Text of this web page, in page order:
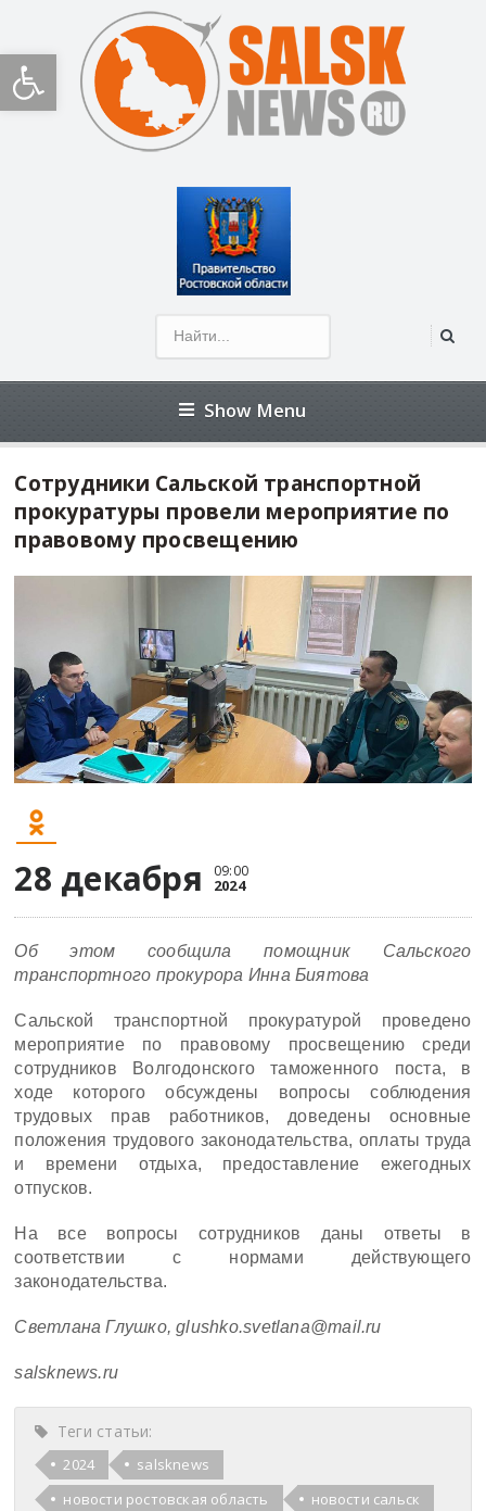
Открыть панель инструментов
Show Menu
Сотрудники Сальской транспортной
прокуратуры провели мероприятие по
правовому просвещению
28 декабря 09:00
2024
Об этом сообщила помощник Сальского
транспортного прокурора Инна Биятова
Сальской транспортной прокуратурой проведено
мероприятие по правовому просвещению среди
сотрудников Волгодонского таможенного поста, в
ходе которого обсуждены вопросы соблюдения
трудовых прав работников, доведены основные
положения трудового законодательства, оплаты труда
и времени отдыха, предоставление ежегодных
отпусков.
На все вопросы сотрудников даны ответы в
соответствии с нормами действующего
законодательства.
Светлана Глушко, glushko.svetlana@mail.ru
salsknews.ru
Теги статьи:
2024
salsknews
новости ростовская область
новости сальск